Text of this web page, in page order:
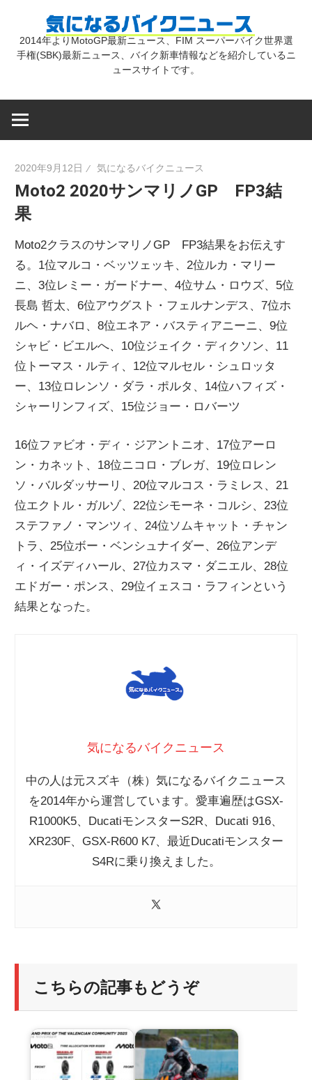
気
バ
イ
ク
ニ
ュ
ス
2014年よりMotoGP最新ニュース、FIM スーパーバイク世界選
手権(SBK)最新ニュース、バイク新車情報などを紹介しているニ
ュースサイトです。
2020年9月12日 気になるバイクニュース
Moto2 2020サンマリノGP FP3結
果
Moto2クラスのサンマリノGP FP3結果をお伝えす
る。1位マルコ・ベッツェッキ、2位ルカ・マリー
ニ、3位レミー・ガードナー、4位サム・ロウズ、5位
長島 哲太、6位アウグスト・フェルナンデス、7位ホ
ルヘ・ナバロ、8位エネア・バスティアニーニ、9位
シャビ・ビエルへ、10位ジェイク・ディクソン、11
位トーマス・ルティ、12位マルセル・シュロッタ
ー、13位ロレンソ・ダラ・ポルタ、14位ハフィズ・
シャーリンフィズ、15位ジョー・ロバーツ
16位ファビオ・ディ・ジアントニオ、17位アーロ
ン・カネット、18位ニコロ・ブレガ、19位ロレン
ソ・バルダッサーリ、20位マルコス・ラミレス、21
位エクトル・ガルゾ、22位シモーネ・コルシ、23位
ステファノ・マンツィ、24位ソムキャット・チャン
トラ、25位ボー・ベンシュナイダー、26位アンデ
ィ・イズディハール、27位カスマ・ダニエル、28位
エドガー・ポンス、29位イェスコ・ラフィンという
結果となった。
気になるバイクニュース
中の人は元スズキ（株）気になるバイクニュース
を2014年から運営しています。愛車遍歴はGSX-
R1000K5、DucatiモンスターS2R、Ducati 916、
XR230F、GSX-R600 K7、最近Ducatiモンスター
S4Rに乗り換えました。
こちらの記事もどうぞ